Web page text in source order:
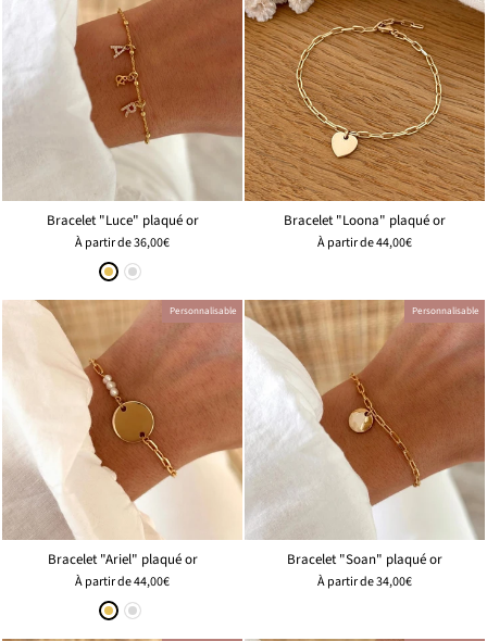
Bracelet "Luce" plaqué or
À partir de36,00€
Bracelet "Loona" plaqué or
À partir de44,00€
Personnalisable
Bracelet "Ariel" plaqué or
À partir de44,00€
Personnalisable
Bracelet "Soan" plaqué or
À partir de34,00€